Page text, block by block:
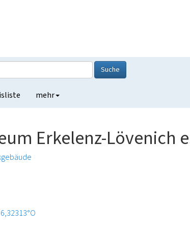
Suche
mehr
Erkelenz-Lövenich